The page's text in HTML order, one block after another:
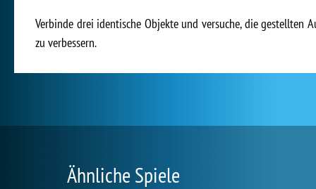
Verbinde drei identische Objekte und versuche, die gestellten
zu verbessern.
Ähnliche Spiele